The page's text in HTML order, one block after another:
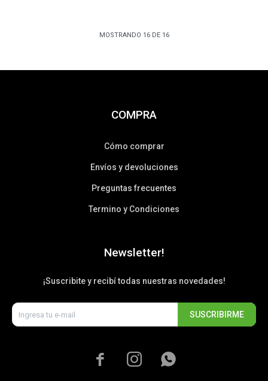
MOSTRANDO 16DE 16
COMPRA
Cómo comprar
Envíos y devoluciones
Preguntas frecuentes
Termino y Condiciones
Newsletter!
¡Suscribite y recibí todas nuestras novedades!
SUSCRIBIRME
  